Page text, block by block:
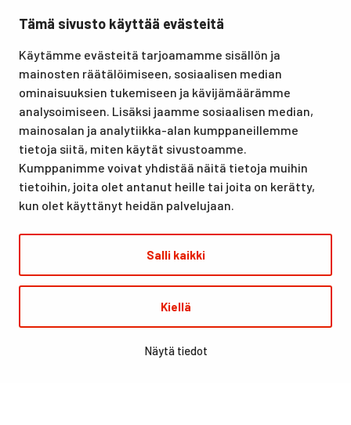
Tämä sivusto käyttää evästeitä
Käytämme evästeitä tarjoamamme sisällön ja
mainosten räätälöimiseen, sosiaalisen median
ominaisuuksien tukemiseen ja kävijämäärämme
analysoimiseen. Lisäksi jaamme sosiaalisen median,
mainosalan ja analytiikka-alan kumppaneillemme
tietoja siitä, miten käytät sivustoamme.
Kumppanimme voivat yhdistää näitä tietoja muihin
tietoihin, joita olet antanut heille tai joita on kerätty,
kun olet käyttänyt heidän palvelujaan.
Salli kaikki
Kiellä
Näytä tiedot
koulutus- ja vapaa-ajan keskus, joka tarjoaa puitteet niin
lomille, harrastuksille kuin kansainvälisen tason
urheilutapahtumillekin. Santasport on myös virallinen
olympiavalmennuskeskus lumi- ja jääurheilulajeissa sekä
taitovalmennuksessa.